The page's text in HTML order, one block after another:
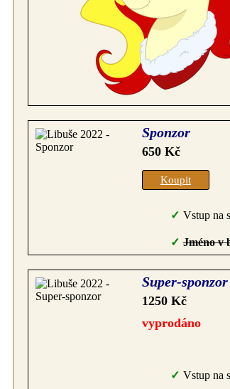
Sponzor
650 Kč
Koupit
Vstup na
Jméno v
Super-sponzor
1250 Kč
vyprodáno
Vstup na